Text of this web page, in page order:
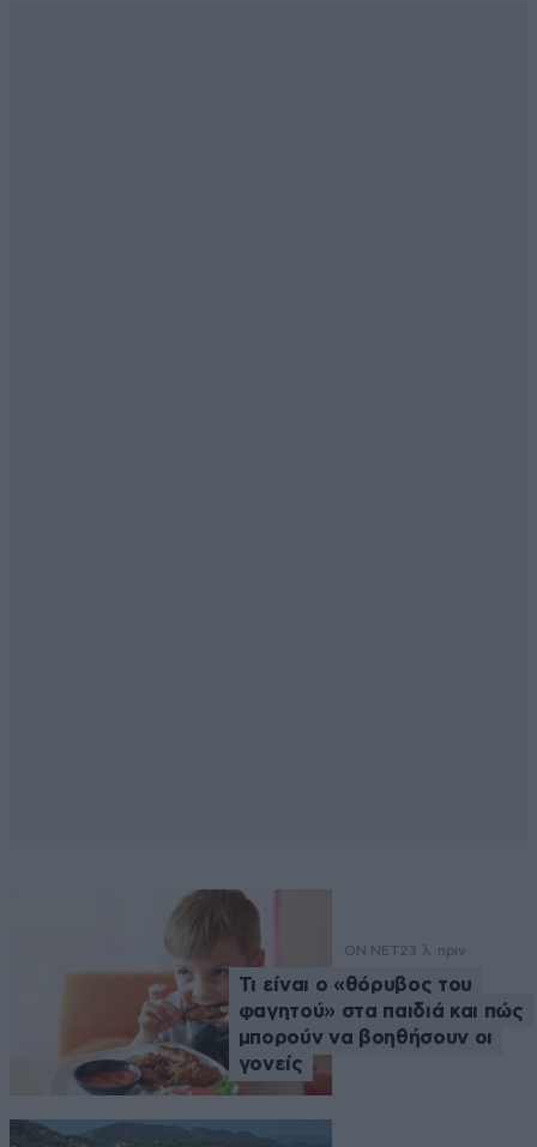
ON NET23 λ. πριν
Τι είναι ο «θόρυβος του
φαγητού» στα παιδιά και πώς
μπορούν να βοηθήσουν οι
γονείς